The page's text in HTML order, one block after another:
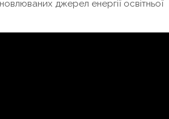
джерел енергії освітньої